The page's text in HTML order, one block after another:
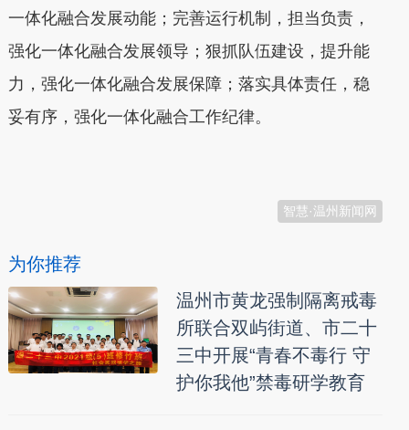
一体化融合发展动能；完善运行机制，担当负责，
强化一体化融合发展领导；狠抓队伍建设，提升能
力，强化一体化融合发展保障；落实具体责任，稳
妥有序，强化一体化融合工作纪律。
智慧·温州新闻网
为你推荐
温州市黄龙强制隔离戒毒
所联合双屿街道、市二十
三中开展“青春不毒行 守
护你我他”禁毒研学教育